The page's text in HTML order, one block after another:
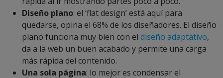
Diseño plano: el ‘flat design’ está aquí para
quedarse, opina el 68% de los diseñadores. El diseño
plano funciona muy bien con el diseño adaptativo,
da a la web un buen acabado y permite una carga
más rápida del contenido.
Una sola página: lo mejor es condensar el